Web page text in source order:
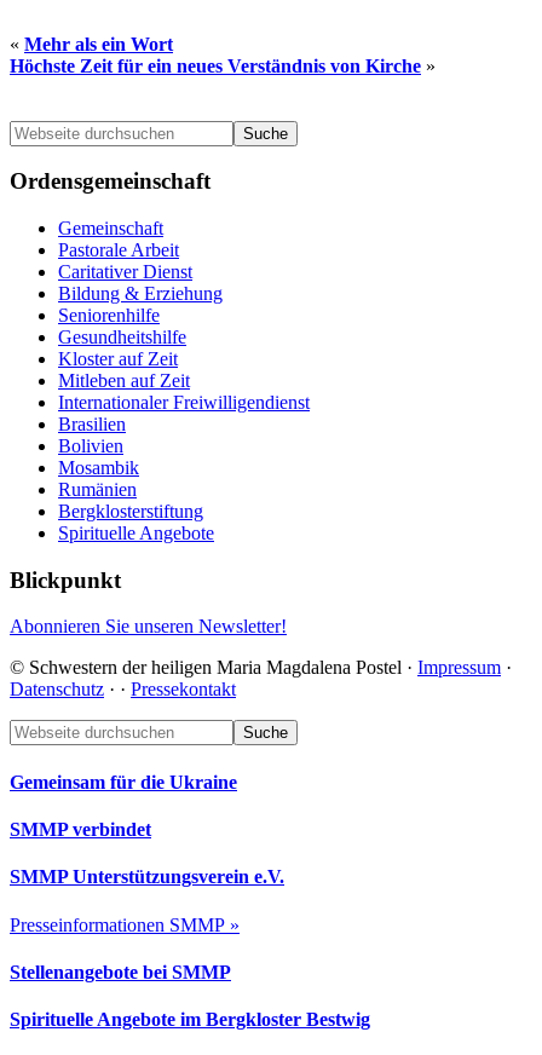
« Mehr als ein Wort
Höchste Zeit für ein neues Verständnis von Kirche »
Seitenspalte
Webseite
durchsuchen
Ordensgemeinschaft
Gemeinschaft
Pastorale Arbeit
Caritativer Dienst
Bildung & Erziehung
Seniorenhilfe
Gesundheitshilfe
Kloster auf Zeit
Mitleben auf Zeit
Internationaler Freiwilligendienst
Brasilien
Bolivien
Mosambik
Rumänien
Bergklosterstiftung
Spirituelle Angebote
Blickpunkt
Abonnieren Sie unseren Newsletter!
© Schwestern der heiligen Maria Magdalena Postel · Impressum ·
Datenschutz · · Pressekontakt
Footer
Webseite
durchsuchen
Gemeinsam für die Ukraine
SMMP verbindet
SMMP Unterstützungsverein e.V.
Presseinformationen SMMP »
Stellenangebote bei SMMP
Spirituelle Angebote im Bergkloster Bestwig